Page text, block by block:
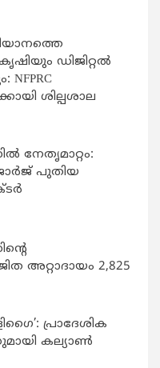
ഡിജിറ്റൽ
ശില്പശാല
നേതൃമാറ്റം:
പുതിയ
അറ്റാദായം 2,825
പ്രാദേശിക
കല്യാണ്‍